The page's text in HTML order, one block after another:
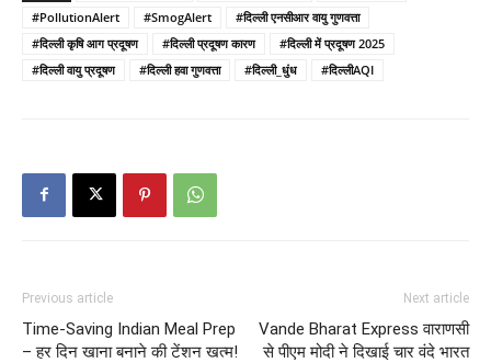
#PollutionAlert
#SmogAlert
#दिल्ली एनसीआर वायु गुणवत्ता
#दिल्ली कृषि आग प्रदूषण
#दिल्ली प्रदूषण कारण
#दिल्ली में प्रदूषण 2025
#दिल्ली वायु प्रदूषण
#दिल्ली हवा गुणवत्ता #दिल्ली_धुंध #दिल्लीAQI
Previous article
Time-Saving Indian Meal Prep
– हर दिन खाना बनाने की टेंशन खत्म!
Next article
Vande Bharat Express वाराणसी
से पीएम मोदी ने दिखाई चार वंदे भारत